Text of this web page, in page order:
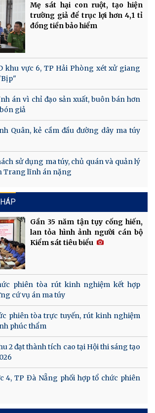
Mẹ sát hại con ruột, tạo hiện
trường giả để trục lợi hơn 4,1 tỉ
đồng tiền bảo hiểm
khu vực 6, TP Hải Phòng xét xử giang
án vì chỉ đạo sản xuất, buôn bán hơn
giả
Quân, kẻ cầm đầu đường dây ma túy
sử dụng ma túy, chủ quán và quản lý
Trang lĩnh án nặng
Gần 35 năm tận tụy cống hiến,
lan tỏa hình ảnh người cán bộ
Kiểm sát tiêu biểu
phiên tòa rút kinh nghiệm kết hợp
cứ vụ án ma túy
phiên tòa trực tuyến, rút kinh nghiệm
phúc thẩm
2 đạt thành tích cao tại Hội thi sáng tạo
4, TP Đà Nẵng phối hợp tổ chức phiên